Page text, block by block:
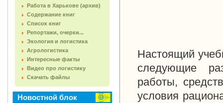
Работа в Харькове (архив)
Содержание книг
Список книг
Репортажи, очерки...
Экология и логистика
Агрологистика
Интересные факты
Видео про логистику
Скачать файлы
Новостной блок
Настоящий
следующие
работы,
условия